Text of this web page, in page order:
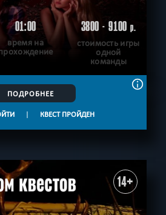
01:00
время на
3800 - 9100р.
стоимость игры
одной
команды
ПОДРОБНЕЕ
| КВЕСТ ПРОЙДЕН
14+